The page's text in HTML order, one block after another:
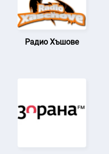
Радио Хъшове